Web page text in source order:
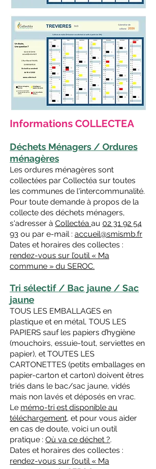
Informations COLLECTEA
Déchets Ménagers / Ordures
ménagères
Les ordures ménagères sont
collectées par Collectéa sur toutes
les communes de l'intercommunalité.
Pour toute demande à propos de la
collecte des déchets ménagers,
s'adresser à Collectéa au 02 31 92 54
93 ou par e-mail : accueil@smismb.fr
Dates et horaires des collectes :
rendez-vous sur l’outil « Ma
commune » du SEROC.
Tri sélectif / Bac jaune / Sac
jaune
TOUS LES EMBALLAGES en
plastique et en métal, TOUS LES
PAPIERS sauf les papiers d’hygiène
(mouchoirs, essuie-tout, serviettes en
papier), et TOUTES LES
CARTONETTES (petits emballages en
papier-carton et carton) doivent êtres
triés dans le bac/sac jaune, vidés
mais non lavés et déposés en vrac.
Le mémo-tri est disponible au
téléchargement, et pour vous aider
en cas de doute, voici un outil
pratique : Où va ce déchet ?.
Dates et horaires des collectes :
rendez-vous sur l’outil « Ma